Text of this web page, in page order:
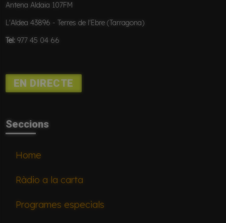
Antena Aldaia 107FM
L'Aldea 43896 - Terres de l'Ebre (Tarragona)
Tel: 977 45 04 66
EN DIRECTE
Seccions
Home
Ràdio a la carta
Programes especials